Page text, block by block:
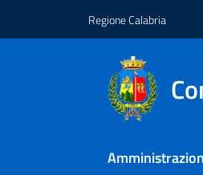
Regione Calabria